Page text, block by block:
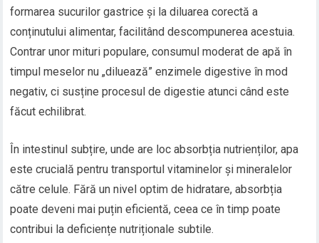
formarea sucurilor gastrice și la diluarea corectă a
conținutului alimentar, facilitând descompunerea acestuia.
Contrar unor mituri populare, consumul moderat de apă în
timpul meselor nu „diluează” enzimele digestive în mod
negativ, ci susține procesul de digestie atunci când este
făcut echilibrat.
În intestinul subțire, unde are loc absorbția nutrienților, apa
este crucială pentru transportul vitaminelor și mineralelor
către celule. Fără un nivel optim de hidratare, absorbția
poate deveni mai puțin eficientă, ceea ce în timp poate
contribui la deficiențe nutriționale subtile.